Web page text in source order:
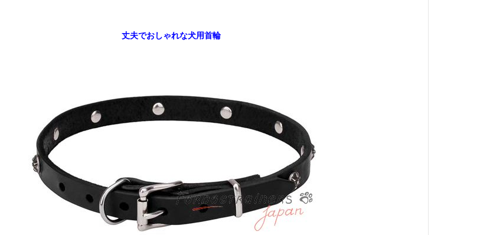
丈夫でおしゃれな犬用首輪